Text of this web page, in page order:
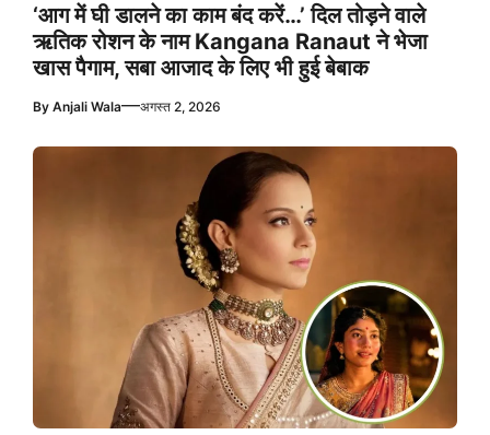
‘आग में घी डालने का काम बंद करें…’ दिल तोड़ने वाले
ऋतिक रोशन के नाम Kangana Ranaut ने भेजा
खास पैगाम, सबा आजाद के लिए भी हुई बेबाक
By Anjali Wala—अगस्त 2, 2026